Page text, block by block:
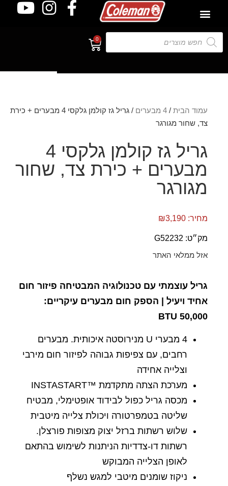
0
עמוד הבית / 4 מבערים
/ גריל גז קולמן גלקסי 4 מבערים + כירת
צד, שחור מגורגר
גריל גז קולמן גלקסי 4
מבערים + כירת צד, שחור
מגורגר
מחיר: ₪3,190
מק״ט: G52232
אזל ממלאי האתר
גריל עוצמתי עם טכנולוגיה המבטיחה פיזור חום
אחיד ויעיל | הספק חום מבערים עיקריים:
50,000
4 מבערי U מנירוסטה איכותית. מבערים
רחבים, עם צפיפות גבוהה לפיזור חום מירבי
וצלייה אחידה
מערכת הצתה מתקדמת ™INSTASTART
מכסה גריל כפול לבידוד אופטימלי, מבטיח
שליטה בטמפרטורה ויכולת צלייה מיטבית
שלוש רשתות ברזל יצוק מצופות פורצלן.
רשתות דו-צדדיות הניתנות לשימוש בהתאם
לאופן הצלייה המבוקש
ניקוז שומנים מיטבי למגש נשלף